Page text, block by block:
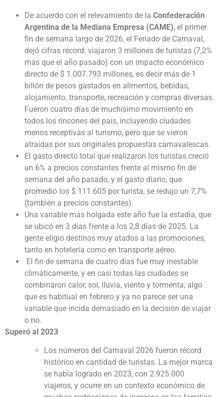
De acuerdo con el relevamiento de la Confederación
Argentina de la Mediana Empresa (CAME), el primer
fin de semana largo de 2026, el Feriado de Carnaval,
dejó cifras récord: viajaron 3 millones de turistas (7,2%
más que el año pasado) con un impacto económico
directo de $ 1.007.793 millones, es decir más de 1
billón de pesos gastados en alimentos, bebidas,
alojamiento, transporte, recreación y compras diversas.
Fueron cuatro días de muchísimo movimiento en
todos los rincones del país, incluyendo ciudades
menos receptivas al turismo, pero que se vieron
atraídas por sus originales propuestas carnavalescas.
El gasto directo total que realizaron los turistas creció
un 6% a precios constantes frente al mismo fin de
semana del año pasado, y el gasto diario, que
promedió los $ 111.605 por turista, se redujo un 7,7%
(también a precios constantes).
Una variable más holgada este año fue la estadía, que
se ubicó en 3 días frente a los 2,8 días de 2025. La
gente eligió destinos muy atados a las promociones,
tanto en hotelería como en transporte aéreo.
El fin de semana de cuatro días fue muy inestable
climáticamente, y en casi todas las ciudades se
combinaron calor, sol, lluvia, viento y tormenta, algo
que es habitual en febrero y ya no parece ser una
variable que incida demasiado en la decisión de viajar
o no.
Superó al 2023
Los números del Carnaval 2026 fueron récord
histórico en cantidad de turistas. La mejor marca
se había logrado en 2023, con 2.925.000
viajeros, y ocurre en un contexto económico de